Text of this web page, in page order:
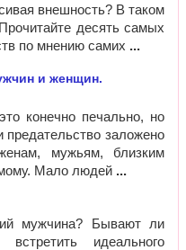
внешность? В таком
десять самых
по мнению самих
и женщин.
конечно печально, но
предательство заложено
мужьям, близким
Мало людей
мужчина? Бывают ли
идеального